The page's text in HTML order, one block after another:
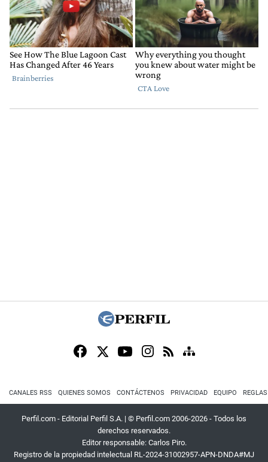
CANALES RSS QUIENES SOMOS CONTÁCTENOS PRIVACIDAD EQUIPO
Perfil.com - Editorial Perfil S.A. | © Perfil.com 2006-2026 - Todos los
derechos reservados.
Editor responsable: Carlos Piro.
Registro de la propiedad intelectual RL-2024-31002957-APN-DNDA#MJ